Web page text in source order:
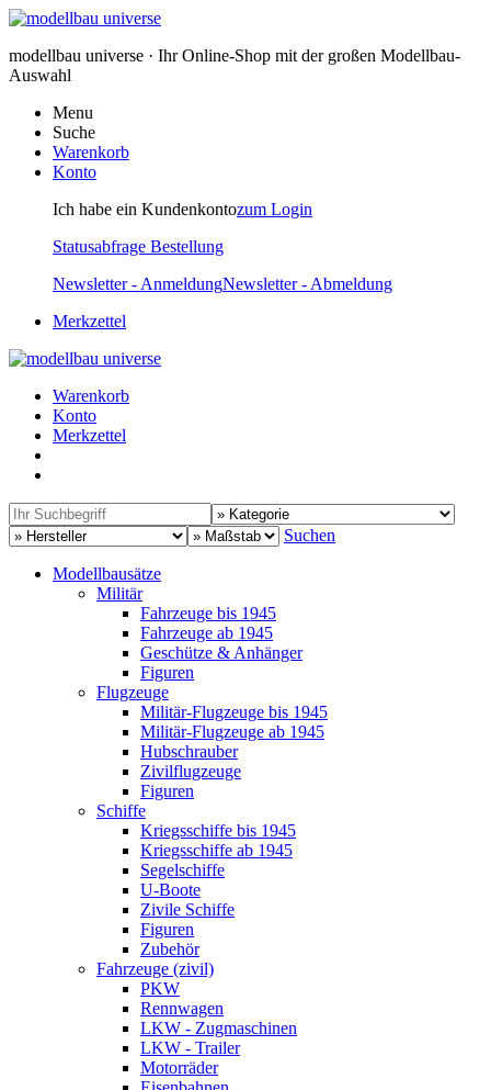
modellbau universe · Ihr Online-Shop mit der großen Modellbau-
Auswahl
Menu
Suche
Warenkorb
Konto
Ich habe ein Kundenkontozum Login
Statusabfrage Bestellung
Newsletter - AnmeldungNewsletter - Abmeldung
Merkzettel
Warenkorb
Konto
Merkzettel
Suchen
Modellbausätze
Militär
Fahrzeuge bis 1945
Fahrzeuge ab 1945
Geschütze & Anhänger
Figuren
Flugzeuge
Militär-Flugzeuge bis 1945
Militär-Flugzeuge ab 1945
Hubschrauber
Zivilflugzeuge
Figuren
Schiffe
Kriegsschiffe bis 1945
Kriegsschiffe ab 1945
Segelschiffe
U-Boote
Zivile Schiffe
Figuren
Zubehör
Fahrzeuge (zivil)
PKW
Rennwagen
LKW - Zugmaschinen
LKW - Trailer
Motorräder